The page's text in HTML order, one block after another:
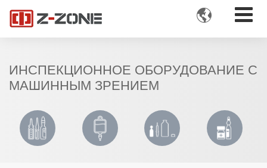

ИНСПЕКЦИОННОЕ ОБОРУДОВАНИЕ С
МАШИННЫМ ЗРЕНИЕМ